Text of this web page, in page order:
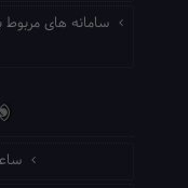
سامانه های مربوط
ساعت